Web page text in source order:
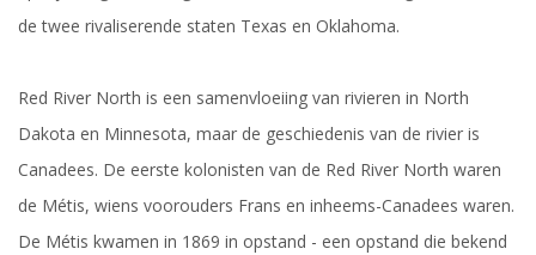
de twee rivaliserende staten Texas en Oklahoma.
Red River North is een samenvloeiing van rivieren in North
Dakota en Minnesota, maar de geschiedenis van de rivier is
Canadees. De eerste kolonisten van de Red River North waren
de Métis, wiens voorouders Frans en inheems-Canadees waren.
De Métis kwamen in 1869 in opstand - een opstand die bekend